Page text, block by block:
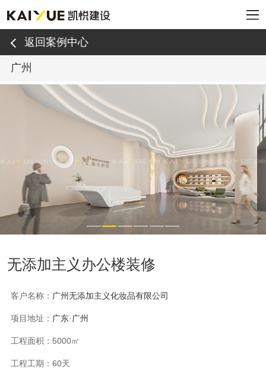
返回案例中心
广州
无添加主义办公楼装修
客户名称： 广州无添加主义化妆品有限公司
项目地址： 广东·广州
工程面积： 5000㎡
工程工期： 60天